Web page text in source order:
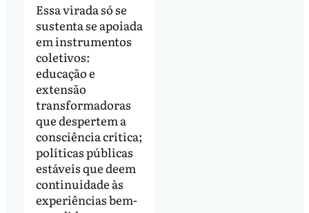
Essa virada só se
sustenta se apoiada
em instrumentos
coletivos:
educação e
extensão
transformadoras
que despertem a
consciência crítica;
políticas públicas
estáveis que deem
continuidade às
experiências bem-